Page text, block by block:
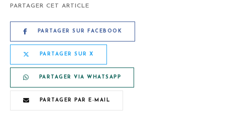
PARTAGER CET ARTICLE
PARTAGER SUR FACEBOOK
PARTAGER SUR X
PARTAGER VIA WHATSAPP
PARTAGER PAR E-MAIL